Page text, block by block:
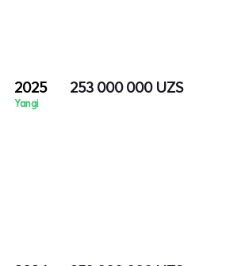
2025
Yangi
253 000 000 UZS